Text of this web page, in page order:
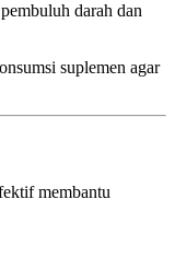
darah dan
suplemen agar
membantu